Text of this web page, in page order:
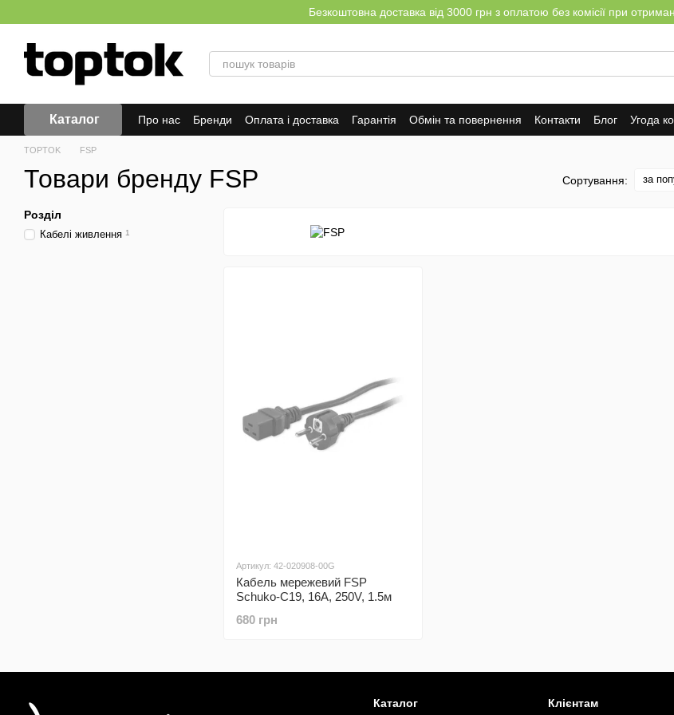
Безкоштовна доставка від 3000 грн з оплатою без комісії при
Каталог Про нас Бренди Оплата і доставка Гарантія Обмін та повернення Контакти Блог Угода
TOPTOK FSP
Товари бренду FSP Сортування: за
Артикул: 42-020908-00G
Кабель мережевий FSP
Schuko-C19, 16A, 250V, 1.5м
680 грн
Розділ
Кабелі живлення 1
Каталог Клієнтам